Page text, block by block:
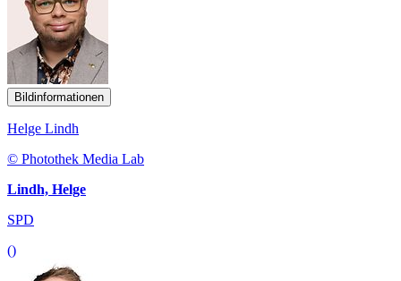
Bildinformationen
Helge Lindh
© Photothek Media Lab
Lindh, Helge
SPD
()